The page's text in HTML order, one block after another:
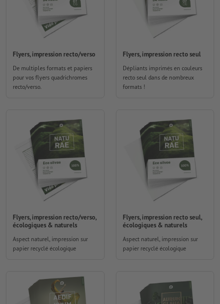
Flyers, impression recto/verso
De multiples formats et papiers
pour vos flyers quadrichromes
recto/verso.
Flyers, impression recto seul
Dépliants imprimés en couleurs
recto seul dans de nombreux
formats !
Flyers, impression recto/verso,
écologiques & naturels
Aspect naturel, impression sur
papier recyclé écologique
Flyers, impression recto seul,
écologiques & naturels
Aspect naturel, impression sur
papier recyclé écologique